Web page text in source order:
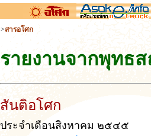
>สารอโศก
รายงานจากพุทธ
สันติอโศก
ประจำเดือนสิงหาคม ๒๕๔๕